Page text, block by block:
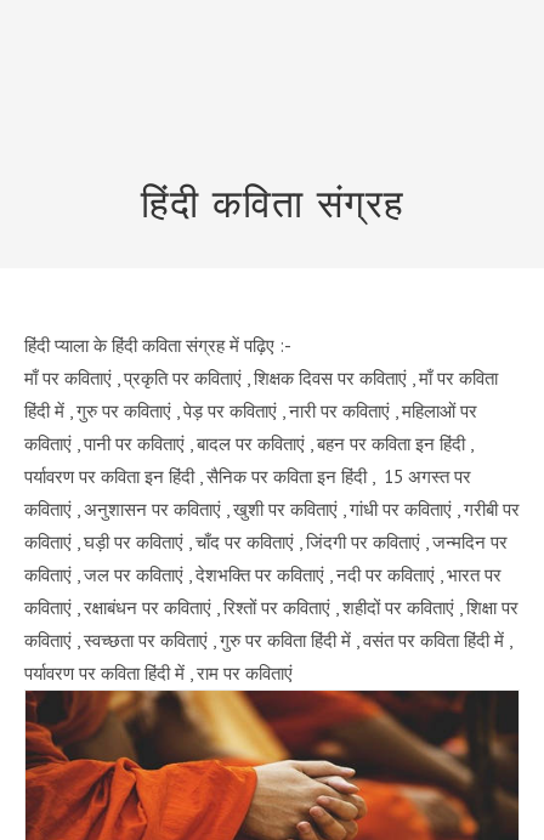
हिंदी कविता संग्रह
हिंदी प्याला के हिंदी कविता संग्रह में पढ़िए :-
माँ पर कविताएं ,प्रकृति पर कविताएं ,शिक्षक दिवस पर कविताएं , माँ पर कविता
हिंदी में , गुरु पर कविताएं , पेड़ पर कविताएं , नारी पर कविताएं , महिलाओं पर
कविताएं , पानी पर कविताएं , बादल पर कविताएं , बहन पर कविता इन हिंदी,
पर्यावरण पर कविता इन हिंदी ,सैनिक पर कविता इन हिंदी , 15 अगस्त पर
कविताएं ,अनुशासन पर कविताएं ,खुशी पर कविताएं ,गांधी पर कविताएं ,गरीबी पर
कविताएं ,घड़ी पर कविताएं , चाँद पर कविताएं , जिंदगी पर कविताएं ,जन्मदिन पर
कविताएं ,जल पर कविताएं ,देशभक्ति पर कविताएं ,नदी पर कविताएं ,भारत पर
कविताएं ,रक्षाबंधन पर कविताएं ,रिश्तों पर कविताएं ,शहीदों पर कविताएं ,शिक्षा पर
कविताएं ,स्वच्छता पर कविताएं ,गुरु पर कविता हिंदी में ,वसंत पर कविता हिंदी में ,
पर्यावरण पर कविता हिंदी में ,राम पर कविताएं